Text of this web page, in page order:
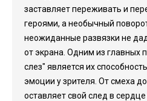
заставляет переживать и
героями, а необычный
неожиданные развязки не
от экрана. Одним из главных
слез" является их
эмоции у зрителя. От смеха
оставляет свой след в